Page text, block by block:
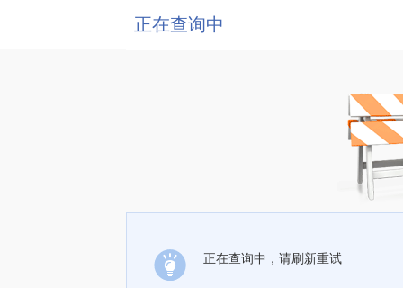
正在查询中
正在查询中，请刷新重试